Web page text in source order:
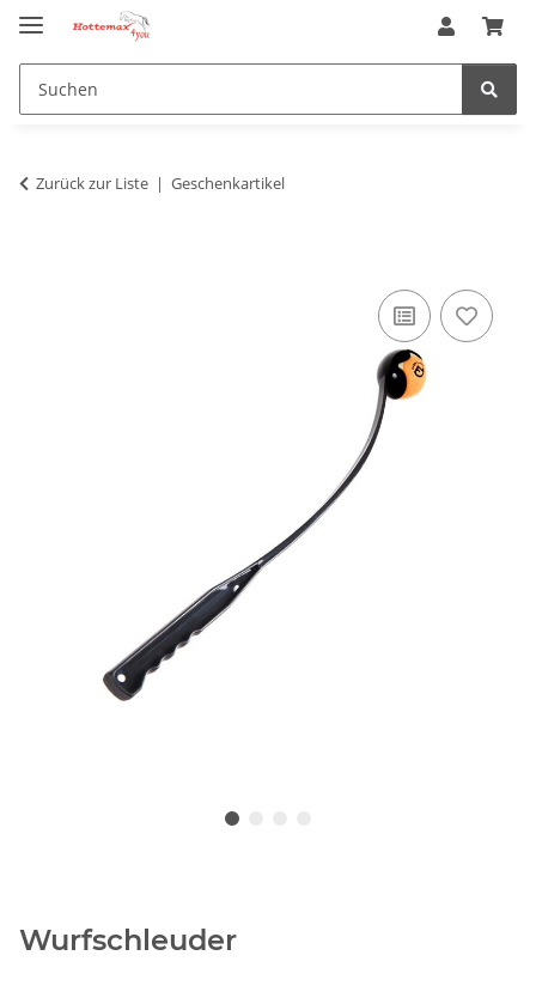
Zurück zur Liste Geschenkartikel
Wurfschleuder